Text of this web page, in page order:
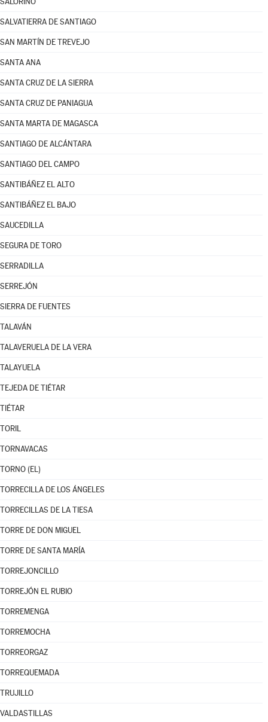
SALVATIERRA DE SANTIAGO
SAN MARTÍN DE TREVEJO
SANTA ANA
SANTA CRUZ DE LA SIERRA
SANTA CRUZ DE PANIAGUA
SANTA MARTA DE MAGASCA
SANTIAGO DE ALCÁNTARA
SANTIAGO DEL CAMPO
SANTIBÁÑEZ EL ALTO
SANTIBÁÑEZ EL BAJO
SAUCEDILLA
SEGURA DE TORO
SERRADILLA
SERREJÓN
SIERRA DE FUENTES
TALAVÁN
TALAVERUELA DE LA VERA
TALAYUELA
TEJEDA DE TIÉTAR
TIÉTAR
TORIL
TORNAVACAS
TORNO (EL)
TORRECILLA DE LOS ÁNGELES
TORRECILLAS DE LA TIESA
TORRE DE DON MIGUEL
TORRE DE SANTA MARÍA
TORREJONCILLO
TORREJÓN EL RUBIO
TORREMENGA
TORREMOCHA
TORREORGAZ
TORREQUEMADA
TRUJILLO
VALDASTILLAS